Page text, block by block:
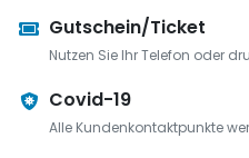
Gutschein/Ticket
Nutzen Sie Ihr Telefon oder
Covid-19
Alle Kundenkontaktpunkte